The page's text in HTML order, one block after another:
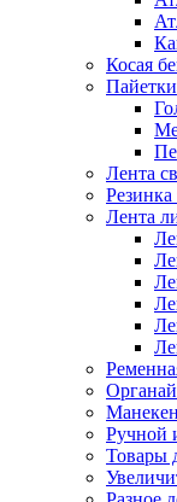
Косая
Пайетки
Лента
Резинка
Лента
Ручной
Товары